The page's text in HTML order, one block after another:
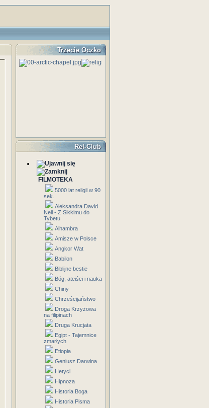
Trzecie Oczko
Rel-Club
FILMOTEKA
5000 lat religii w 90
sek.
Aleksandra David
Nell - Z Sikkimu do
Tybetu
Alhambra
Amisze w Polsce
Angkor Wat
Babilon
Biblijne bestie
Bóg, ateiści i nauka
Chiny
Chrześcijaństwo
Droga Krzyżowa
na filipinach
Druga Krucjata
Egipt - Tajemnice
zmarłych
Etiopia
Geniusz Darwina
Hetyci
Hipnoza
Historia Boga
Historia Pisma